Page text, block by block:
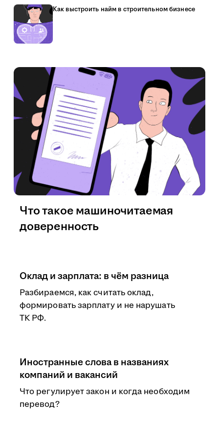
Как выстроить найм в строительном бизнесе
Оклад и зарплата: в чём разница
Разбираемся, как считать оклад,
формировать зарплату и не нарушать
ТК РФ.
Иностранные слова в названиях
компаний и вакансий
Что регулирует закон и когда необходим
перевод?
Что такое машиночитаемая
доверенность